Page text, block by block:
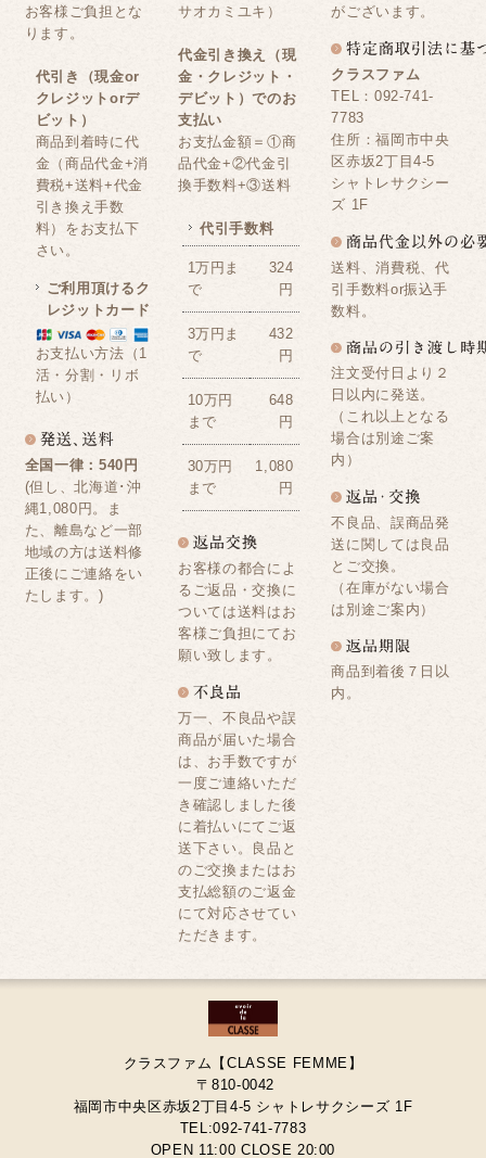
お客様ご負担とな
ります。
代引き（現金or
クレジットorデ
ビット）
商品到着時に代
金（商品代金+消
費税+送料+代金
引き換え手数
料）をお支払下
さい。
ご利用頂けるク
レジットカード
お支払い方法（1
活・分割・リボ
払い）
全国一律：540円
(但し、北海道･沖
縄1,080円。ま
た、離島など一部
地域の方は送料修
正後にご連絡をい
たします。)
サオカミユキ）
代金引き換え（現
金・クレジット・
デビット）でのお
支払い
お支払金額＝①商
品代金+②代金引
換手数料+③送料
代引手数料
1万円ま
で
324
円
3万円ま
で
432
円
10万円
まで
648
円
30万円
まで
1,080
円
お客様の都合によ
るご返品・交換に
ついては送料はお
客様ご負担にてお
願い致します。
万一、不良品や誤
商品が届いた場合
は、お手数ですが
一度ご連絡いただ
き確認しました後
に着払いにてご返
送下さい。良品と
のご交換またはお
支払総額のご返金
にて対応させてい
ただきます。
がございます。
クラスファム
TEL：092-741-
7783
住所：福岡市中央
区赤坂2丁目4-5
シャトレサクシー
ズ 1F
送料、消費税、代
引手数料or振込手
数料。
注文受付日より２
日以内に発送。
（これ以上となる
場合は別途ご案
内）
不良品、誤商品発
送に関しては良品
とご交換。
（在庫がない場合
は別途ご案内）
商品到着後７日以
内。
クラスファム【CLASSE FEMME】
〒810-0042
福岡市中央区赤坂2丁目4-5 シャトレサクシーズ 1F
TEL:092-741-7783
OPEN 11:00 CLOSE 20:00